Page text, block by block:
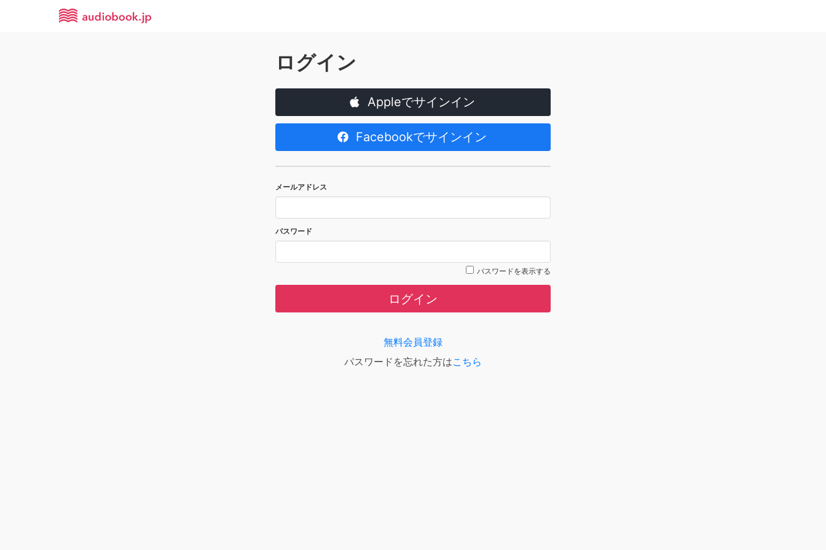
ログイン
Appleでサインイン
Facebookでサインイン
メールアドレス
パスワード
パスワードを表示する
ログイン
無料会員登録
パスワードを忘れた方はこちら